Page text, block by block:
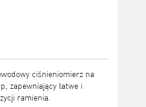
ciśnieniomierz na
zapewniający łatwe i
ramienia.